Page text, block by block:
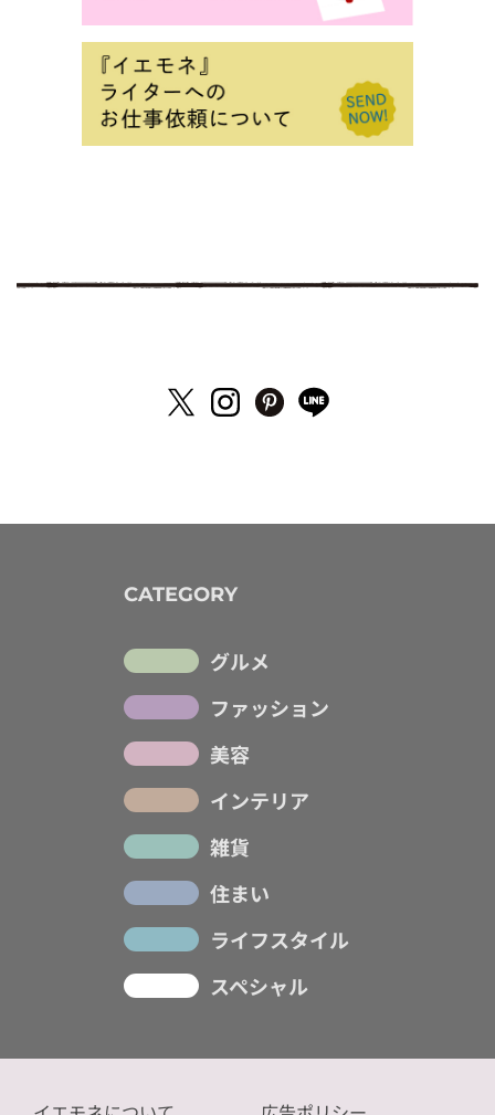
CATEGORY
グルメ
ファッション
美容
インテリア
雑貨
住まい
ライフスタイル
スペシャル